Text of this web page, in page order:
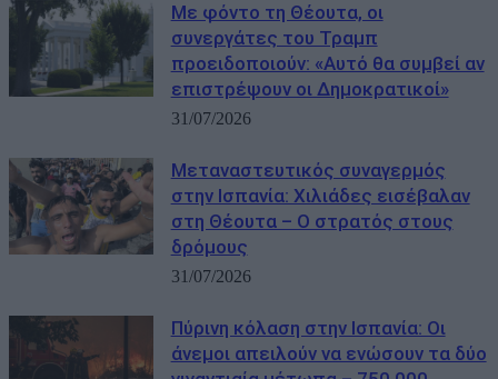
Με φόντο τη Θέουτα, οι
συνεργάτες του Τραμπ
προειδοποιούν: «Αυτό θα συμβεί αν
επιστρέψουν οι Δημοκρατικοί»
31/07/2026
Μεταναστευτικός συναγερμός
στην Ισπανία: Χιλιάδες εισέβαλαν
στη Θέουτα – Ο στρατός στους
δρόμους
31/07/2026
Πύρινη κόλαση στην Ισπανία: Οι
άνεμοι απειλούν να ενώσουν τα δύο